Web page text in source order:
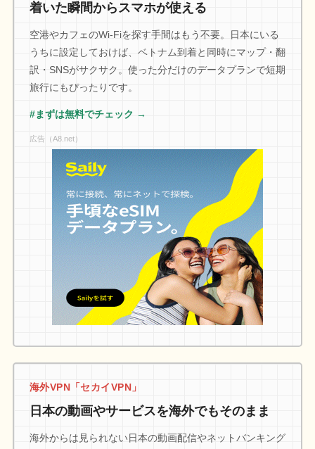
着いた瞬間からスマホが使える
空港やカフェのWi-Fiを探す手間はもう不要。日本にいる
うちに設定しておけば、ベトナム到着と同時にマップ・翻
訳・SNSがサクサク。使った分だけのデータプランで短期
旅行にもぴったりです。
#まずは無料でチェック →
広告（A8.net）
海外VPN「セカイVPN」
日本の動画やサービスを海外でもそのまま
海外からは見られない日本の動画配信やネットバンキング